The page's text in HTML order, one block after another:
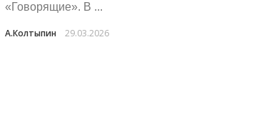
«Говорящие». В ...
А.Колтыпин 29.03.2026